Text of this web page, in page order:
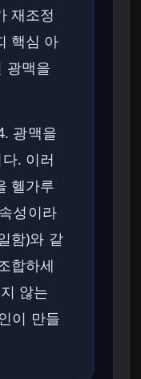
재조정
핵심 아
광맥을
광맥을
. 이러
헬가루
성이라
함)와 같
합하세
않는
이 만들